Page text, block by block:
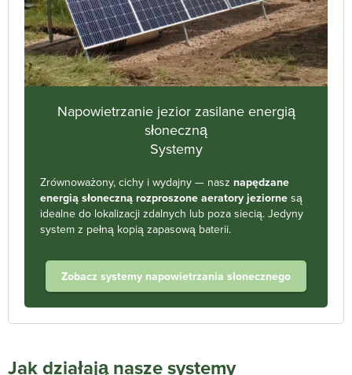
Napowietrzanie jezior zasilane energią
słoneczną
Systemy
Zrównoważony, cichy i wydajny — nasz napędzane
energią słoneczną rozproszone aeratory jeziorne są
idealne do lokalizacji zdalnych lub poza siecią. Jedyny
system z pełną kopią zapasową baterii.
Zobacz systemy napowietrzania słonecznego
Jak działają nasze systemy